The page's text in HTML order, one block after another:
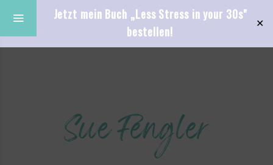
Jetzt mein Buch „Less Stress in your 30s"
bestellen!
✕